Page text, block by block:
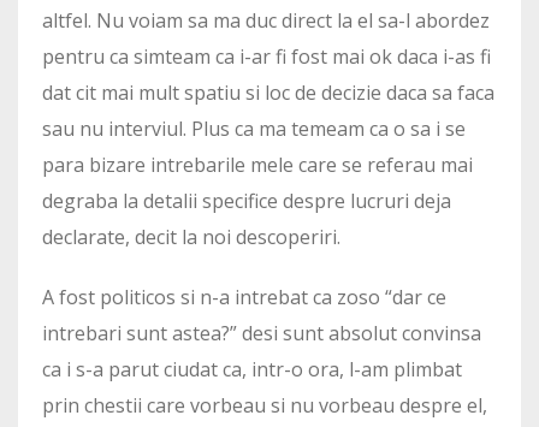
altfel. Nu voiam sa ma duc direct la el sa-l abordez
pentru ca simteam ca i-ar fi fost mai ok daca i-as fi
dat cit mai mult spatiu si loc de decizie daca sa faca
sau nu interviul. Plus ca ma temeam ca o sa i se
para bizare intrebarile mele care se referau mai
degraba la detalii specifice despre lucruri deja
declarate, decit la noi descoperiri.
A fost politicos si n-a intrebat ca zoso “dar ce
intrebari sunt astea?” desi sunt absolut convinsa
ca i s-a parut ciudat ca, intr-o ora, l-am plimbat
prin chestii care vorbeau si nu vorbeau despre el,